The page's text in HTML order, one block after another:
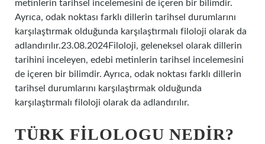
metinlerin tarihsel incelemesini de içeren bir bilimdir.
Ayrıca, odak noktası farklı dillerin tarihsel durumlarını
karşılaştırmak olduğunda karşılaştırmalı filoloji olarak da
adlandırılır.23.08.2024Filoloji, geleneksel olarak dillerin
tarihini inceleyen, edebi metinlerin tarihsel incelemesini
de içeren bir bilimdir. Ayrıca, odak noktası farklı dillerin
tarihsel durumlarını karşılaştırmak olduğunda
karşılaştırmalı filoloji olarak da adlandırılır.
TÜRK FILOLOGU NEDIR?